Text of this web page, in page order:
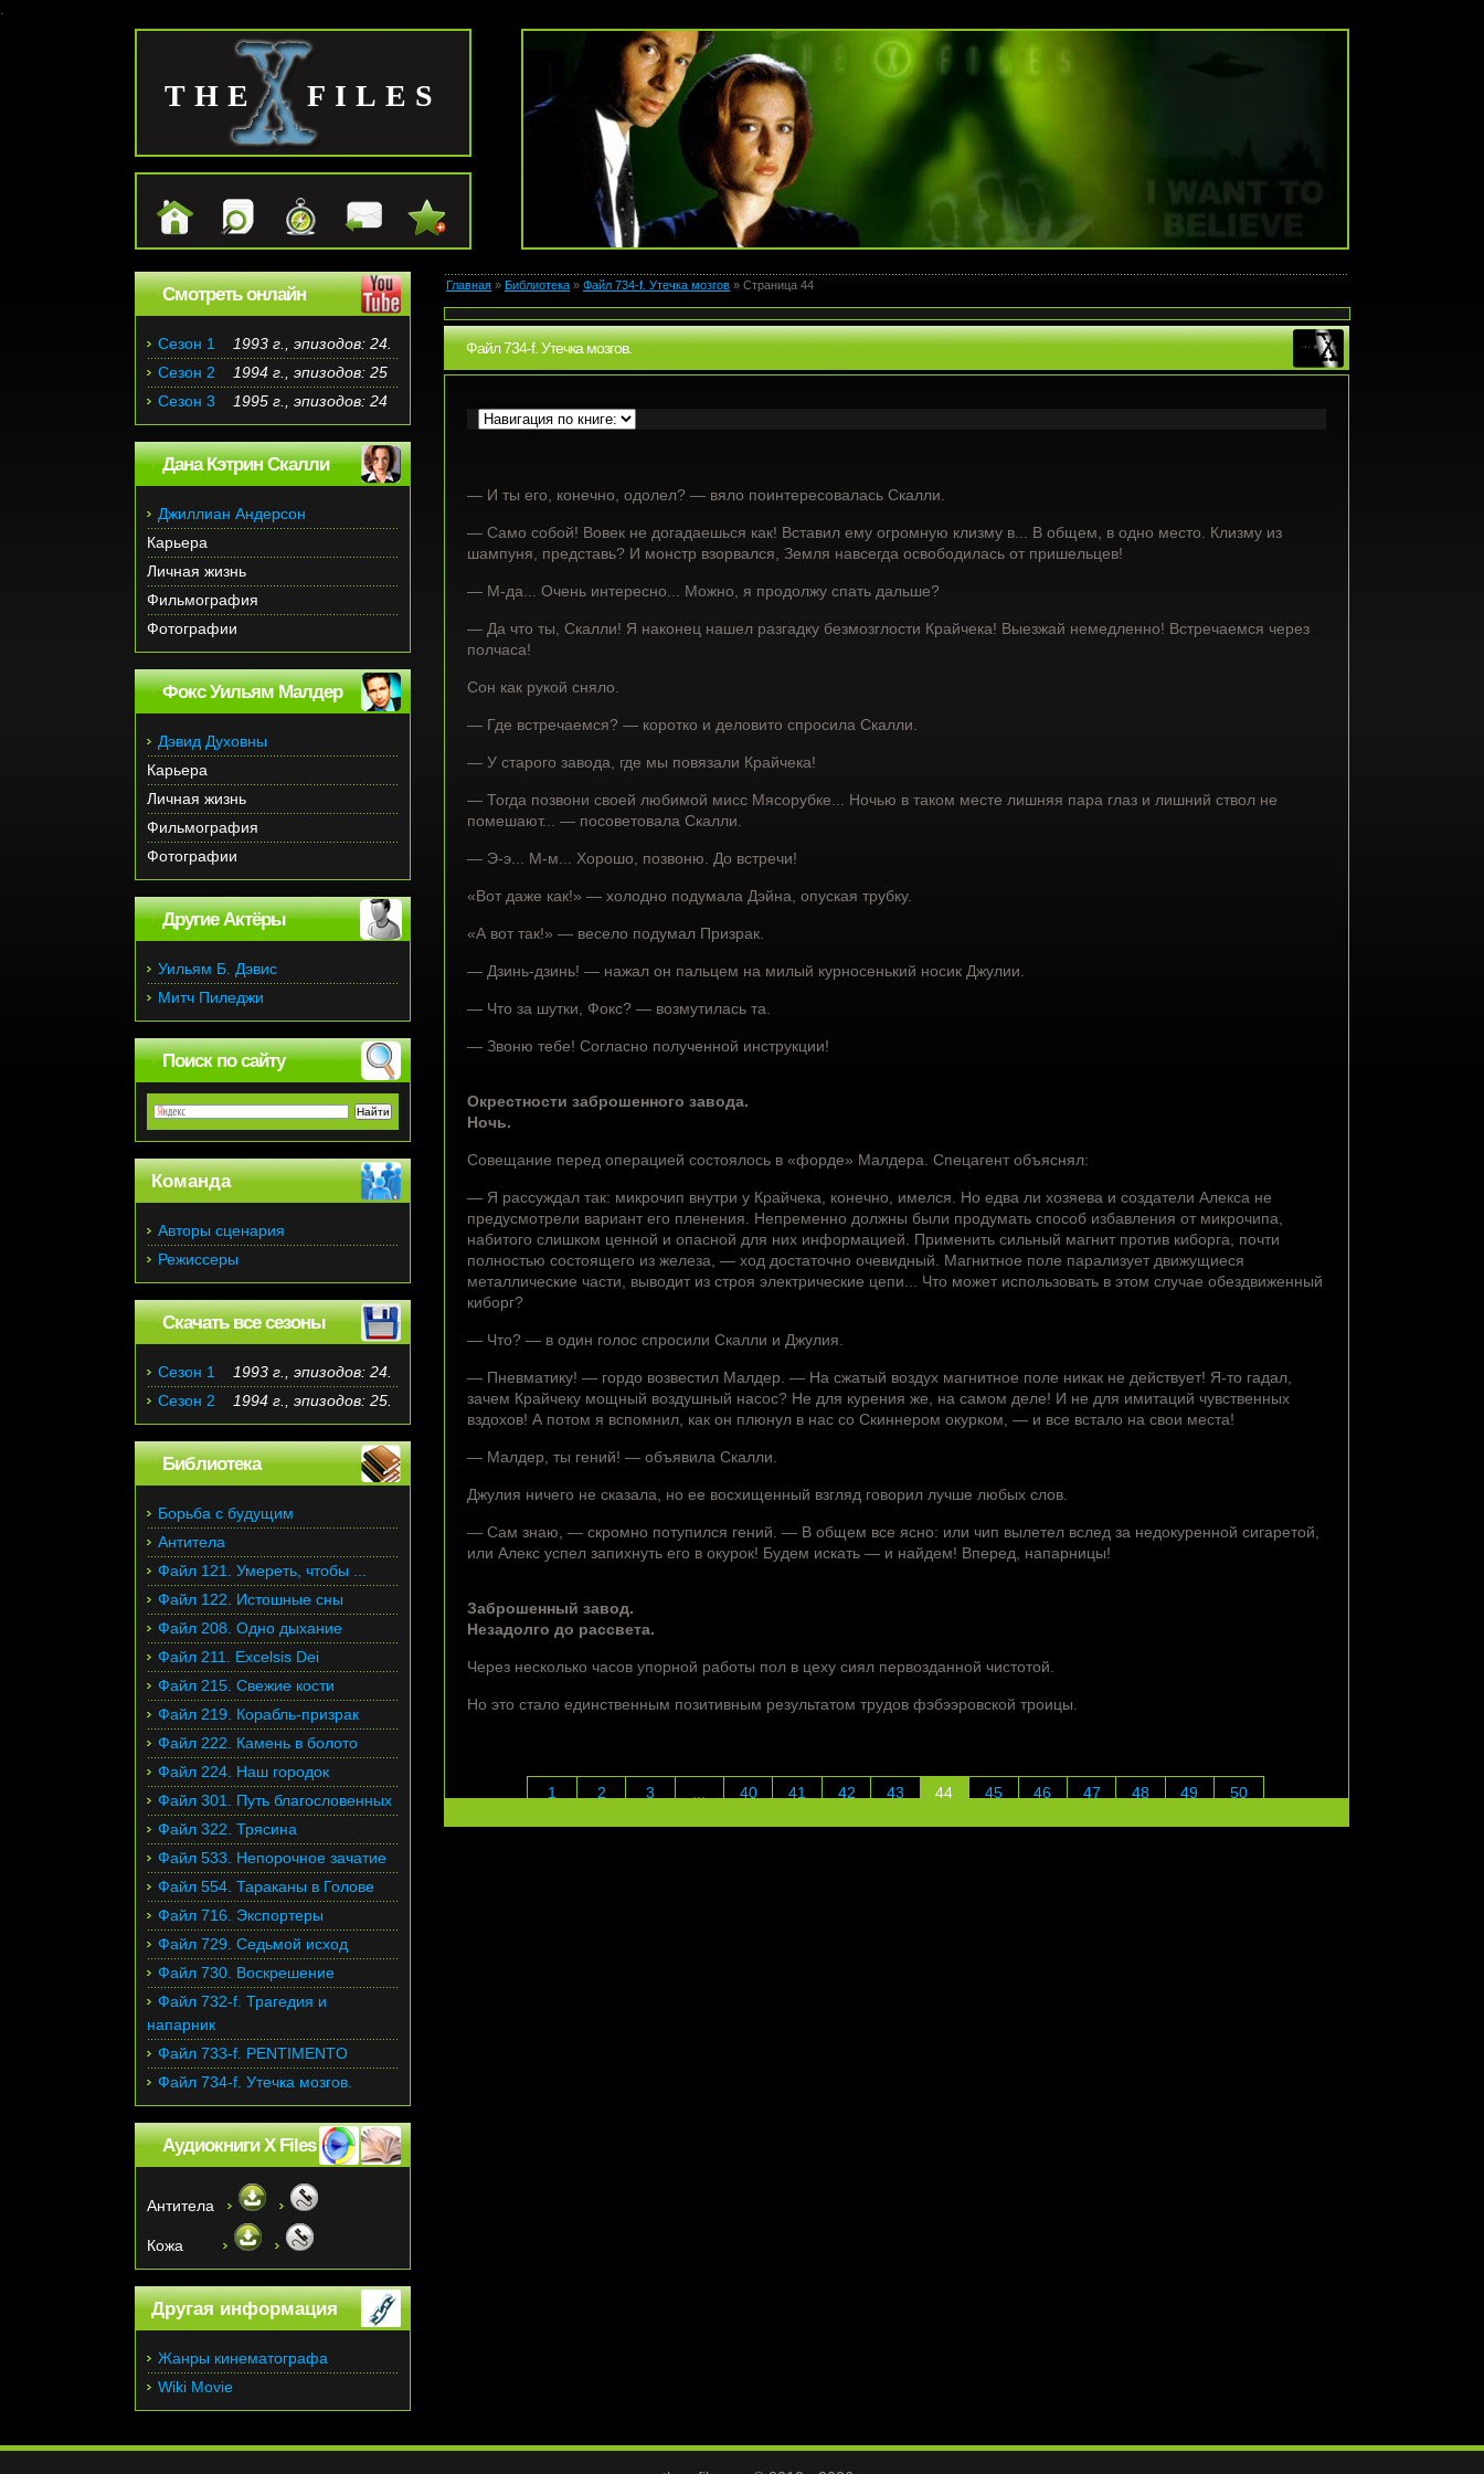
THE FILES
Главная » Библиотека » Файл 734-f. Утечка мозгов » Страница 44
Файл 734-f. Утечка мозгов.
— И ты его, конечно, одолел? — вяло поинтересовалась Скалли.
— Само собой! Вовек не догадаешься как! Вставил ему огромную клизму в... В общем, в одно место. Клизму из
шампуня, представь? И монстр взорвался, Земля навсегда освободилась от пришельцев!
— М-да... Очень интересно... Можно, я продолжу спать дальше?
— Да что ты, Скалли! Я наконец нашел разгадку безмозглости Крайчека! Выезжай немедленно! Встречаемся через
полчаса!
Сон как рукой сняло.
— Где встречаемся? — коротко и деловито спросила Скалли.
— У старого завода, где мы повязали Крайчека!
— Тогда позвони своей любимой мисс Мясорубке... Ночью в таком месте лишняя пара глаз и лишний ствол не
помешают... — посоветовала Скалли.
— Э-э... М-м... Хорошо, позвоню. До встречи!
«Вот даже как!» — холодно подумала Дэйна, опуская трубку.
«А вот так!» — весело подумал Призрак.
— Дзинь-дзинь! — нажал он пальцем на милый курносенький носик Джулии.
— Что за шутки, Фокс? — возмутилась та.
— Звоню тебе! Согласно полученной инструкции!
Окрестности заброшенного завода.
Ночь.
Совещание перед операцией состоялось в «форде» Малдера. Спецагент объяснял:
— Я рассуждал так: микрочип внутри у Крайчека, конечно, имелся. Но едва ли хозяева и создатели Алекса не
предусмотрели вариант его пленения. Непременно должны были продумать способ избавления от микрочипа,
набитого слишком ценной и опасной для них информацией. Применить сильный магнит против киборга, почти
полностью состоящего из железа, — ход достаточно очевидный. Магнитное поле парализует движущиеся
металлические части, выводит из строя электрические цепи... Что может использовать в этом случае обездвиженный
киборг?
— Что? — в один голос спросили Скалли и Джулия.
— Пневматику! — гордо возвестил Малдер. — На сжатый воздух магнитное поле никак не действует! Я-то гадал,
зачем Крайчеку мощный воздушный насос? Не для курения же, на самом деле! И не для имитаций чувственных
вздохов! А потом я вспомнил, как он плюнул в нас со Скиннером окурком, — и все встало на свои места!
— Малдер, ты гений! — объявила Скалли.
Джулия ничего не сказала, но ее восхищенный взгляд говорил лучше любых слов.
— Сам знаю, — скромно потупился гений. — В общем все ясно: или чип вылетел вслед за недокуренной сигаретой,
или Алекс успел запихнуть его в окурок! Будем искать — и найдем! Вперед, напарницы!
Заброшенный завод.
Незадолго до рассвета.
Через несколько часов упорной работы пол в цеху сиял первозданной чистотой.
Но это стало единственным позитивным результатом трудов фэбээровской троицы.
1 2 3 40 41 42 43 44 45 46 47 48 49 50
Смотреть онлайн
Сезон 1
1993 г., эпизодов: 24.
Сезон 2
1994 г., эпизодов: 25
Сезон 3
1995 г., эпизодов: 24
Дана Кэтрин Скалли
Джиллиан Андерсон
Карьера
Личная жизнь
Фильмография
Фотографии
Фокс Уильям Малдер
Дэвид Духовны
Карьера
Личная жизнь
Фильмография
Фотографии
Другие Актёры
Уильям Б. Дэвис
Митч Пиледжи
Поиск по сайту
Команда
Авторы сценария
Режиссеры
Скачать все сезоны
Сезон 1
1993 г., эпизодов: 24.
Сезон 2
1994 г., эпизодов: 25.
Библиотека
Борьба с будущим
Антитела
Файл 121. Умереть, чтобы ...
Файл 122. Истошные сны
Файл 208. Одно дыхание
Файл 211. Excelsis Dei
Файл 215. Свежие кости
Файл 219. Корабль-призрак
Файл 222. Камень в болото
Файл 224. Наш городок
Файл 301. Путь благословенных
Файл 322. Трясина
Файл 533. Непорочное зачатие
Файл 554. Тараканы в Голове
Файл 716. Экспортеры
Файл 729. Седьмой исход
Файл 730. Воскрешение
Файл 732-f. Трагедия и
напарник
Файл 733-f. PENTIMENTO
Файл 734-f. Утечка мозгов.
Аудиокниги X Files
Антитела
Кожа
Другая информация
Жанры кинематографа
Wiki Movie